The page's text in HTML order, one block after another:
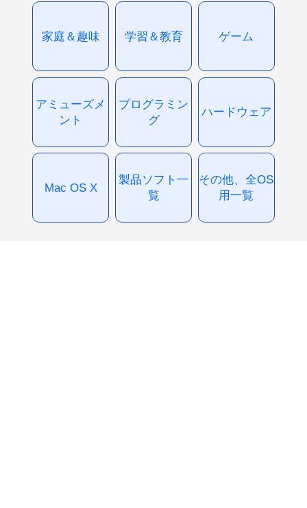
家庭＆趣味 学習＆教育 ゲーム
アミューズメ
ント
プログラミン
グ
ハードウェア
Mac OS X
製品ソフト一
覧
その他、全OS
用一覧